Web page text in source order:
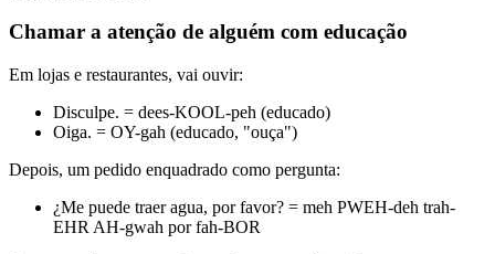
Chamar a atenção de alguém com educação
Em lojas e restaurantes, vai ouvir:
Disculpe. = dees-KOOL-peh (educado)
Oiga. = OY-gah (educado, "ouça")
Depois, um pedido enquadrado como pergunta:
¿Me puede traer agua, por favor? = meh PWEH-deh trah-
EHR AH-gwah por fah-BOR